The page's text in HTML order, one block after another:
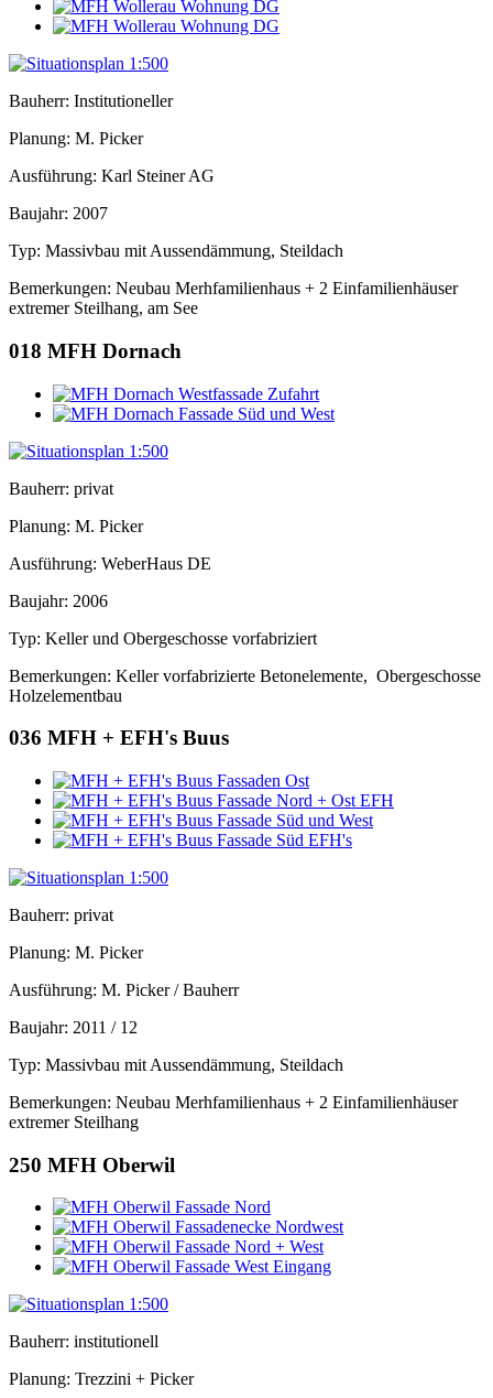
Bauherr: Institutioneller
Planung: M. Picker
Ausführung: Karl Steiner AG
Baujahr: 2007
Typ: Massivbau mit Aussendämmung, Steildach
Bemerkungen: Neubau Merhfamilienhaus + 2 Einfamilienhäuser
extremer Steilhang, am See
018 MFH Dornach
Bauherr: privat
Planung: M. Picker
Ausführung: WeberHaus DE
Baujahr: 2006
Typ: Keller und Obergeschosse vorfabriziert
Bemerkungen: Keller vorfabrizierte Betonelemente, Obergeschosse
Holzelementbau
036 MFH + EFH's Buus
Bauherr: privat
Planung: M. Picker
Ausführung: M. Picker / Bauherr
Baujahr: 2011 / 12
Typ: Massivbau mit Aussendämmung, Steildach
Bemerkungen: Neubau Merhfamilienhaus + 2 Einfamilienhäuser
extremer Steilhang
250 MFH Oberwil
Bauherr: institutionell
Planung: Trezzini + Picker